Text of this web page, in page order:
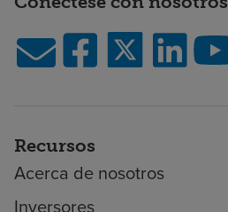
Recursos
Acerca de nosotros
Inversores